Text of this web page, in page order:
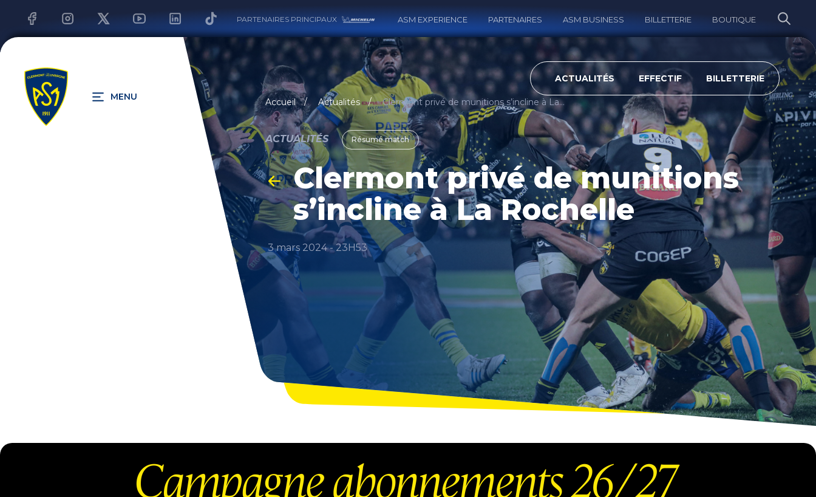
PARTENAIRES PRINCIPAUX ASM EXPERIENCE PARTENAIRES ASM BUSINESS BILLETTERIE BOUTIQUE
RECHERCHER
MENU
ACTUALITÉS EFFECTIF BILLETTERIE
Accueil Actualités Clermont privé de munitions s’incline à La Rochelle
ACTUALITÉS Résumé match
Clermont privé de munitions
s’incline à La Rochelle
3 mars 2024 - 23H53